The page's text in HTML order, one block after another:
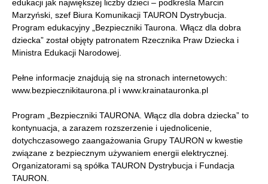
edukacji jak największej liczby dzieci – podkreśla Marcin
Marzyński, szef Biura Komunikacji TAURON Dystrybucja.
Program edukacyjny „Bezpieczniki Taurona. Włącz dla dobra
dziecka” został objęty patronatem Rzecznika Praw Dziecka i
Ministra Edukacji Narodowej.
Pełne informacje znajdują się na stronach internetowych:
www.bezpiecznikitaurona.pl i www.krainatauronka.pl
Program „Bezpieczniki TAURONA. Włącz dla dobra dziecka” to
kontynuacja, a zarazem rozszerzenie i ujednolicenie,
dotychczasowego zaangażowania Grupy TAURON w kwestie
związane z bezpiecznym używaniem energii elektrycznej.
Organizatorami są spółka TAURON Dystrybucja i Fundacja
TAURON.